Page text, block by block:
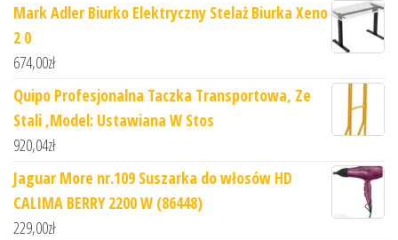
Mark Adler Biurko Elektryczny Stelaż Biurka Xeno
2 0
674,00zł
Quipo Profesjonalna Taczka Transportowa, Ze
Stali ,Model: Ustawiana W Stos
920,04zł
Jaguar More nr.109 Suszarka do włosów HD
CALIMA BERRY 2200 W (86448)
229,00zł